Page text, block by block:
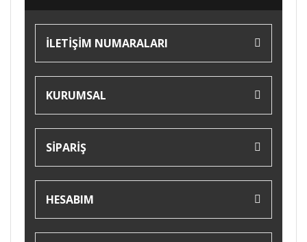
İLETİŞİM NUMARALARI
KURUMSAL
SİPARİŞ
HESABIM